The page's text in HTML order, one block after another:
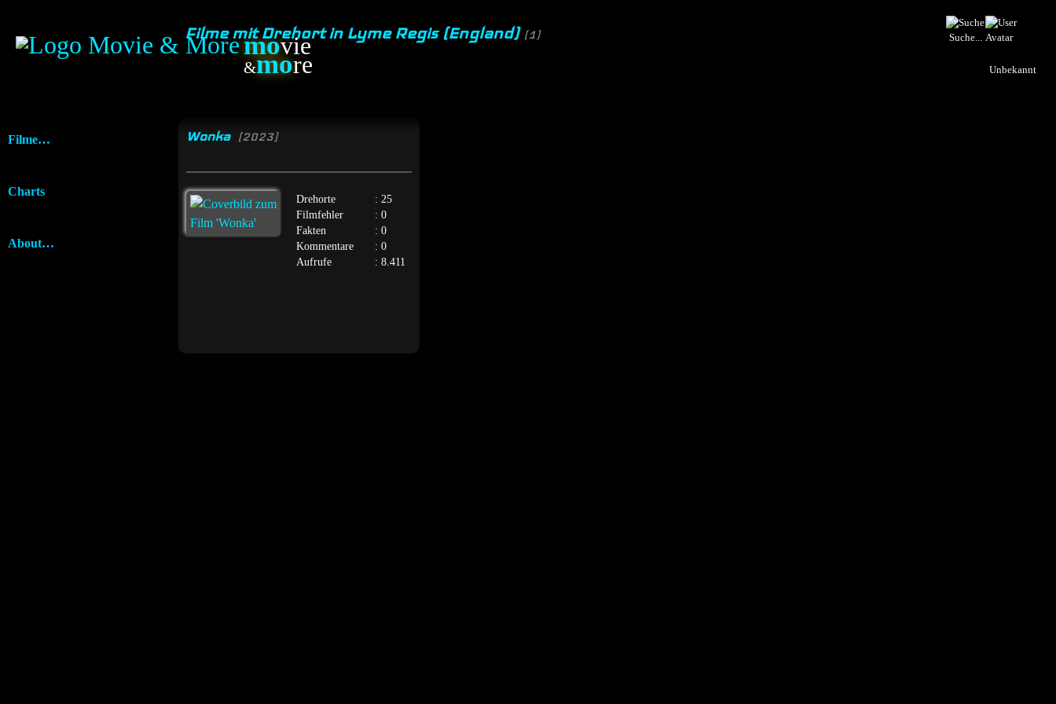
movie
&more
Suche...
Unbekannt
Filme mit Drehort in Lyme Regis (England) (1)
Filme…
Charts
About…
Wonka [2023]
Drehorte
: 25
Filmfehler
: 0
Fakten
: 0
Kommentare
: 0
Aufrufe
: 8.411